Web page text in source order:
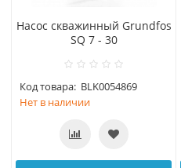
Насос скважинный Grundfos
SQ 7 - 30
Код товара: BLK0054869
Нет в наличии